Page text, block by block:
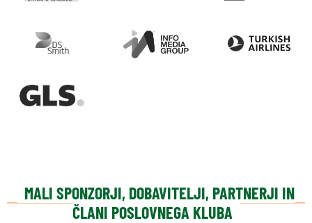
MALI SPONZORJI, DOBAVITELJI, PARTNERJI IN
ČLANI POSLOVNEGA KLUBA